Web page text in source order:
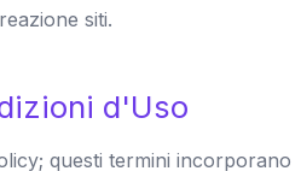
siti.
d'Uso
questi termini incorporano